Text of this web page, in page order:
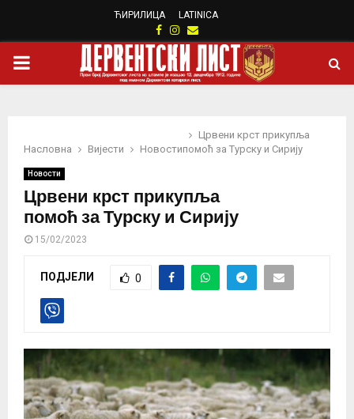
ЋИРИЛИЦА LATINICA
Facebook
Instagram
Email
PRIMARY
Насловна Вијести Новости
Црвени крст прикупља
помоћ за Турску и Сирију
Новости
Црвени крст прикупља
помоћ за Турску и Сирију
15/02/2023
ПОДЈЕЛИ 0